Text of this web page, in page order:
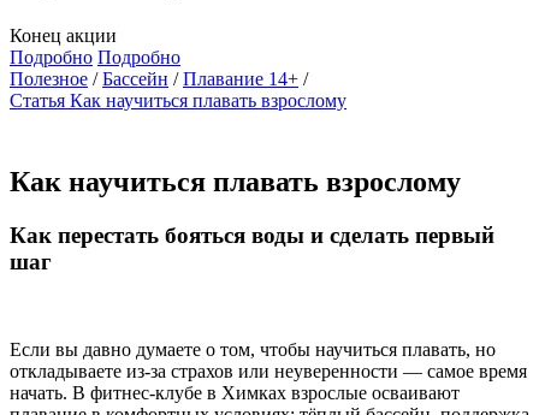
Конец акции
Подробно Подробно
Полезное
Бассейн
Плавание 14+
Статья Как научиться плавать взрослому
Как научиться плавать взрослому
Как перестать бояться воды и сделать первый
шаг
Если вы давно думаете о том, чтобы научиться плавать, но
откладываете из-за страхов или неуверенности — самое время
начать. В фитнес-клубе в Химках взрослые осваивают